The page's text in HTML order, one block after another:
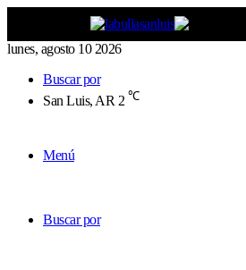
lunes, agosto 10 2026
Buscar por
San Luis, AR 2 ℃
Menú
Buscar por